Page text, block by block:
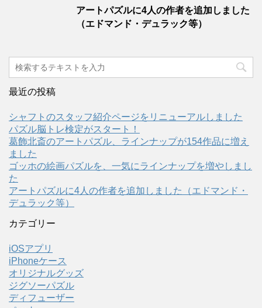
アートパズルに4人の作者を追加しました
（エドマンド・デュラック等）
最近の投稿
シャフトのスタッフ紹介ページをリニューアルしました
パズル脳トレ検定がスタート！
葛飾北斎のアートパズル、ラインナップが154作品に増え
ました
ゴッホの絵画パズルを、一気にラインナップを増やしまし
た
アートパズルに4人の作者を追加しました（エドマンド・
デュラック等）
カテゴリー
iOSアプリ
iPhoneケース
オリジナルグッズ
ジグソーパズル
ディフューザー